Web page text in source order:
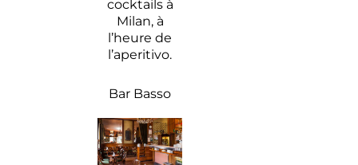
cocktails à
Milan, à
l’heure de
l’aperitivo.
Bar Basso